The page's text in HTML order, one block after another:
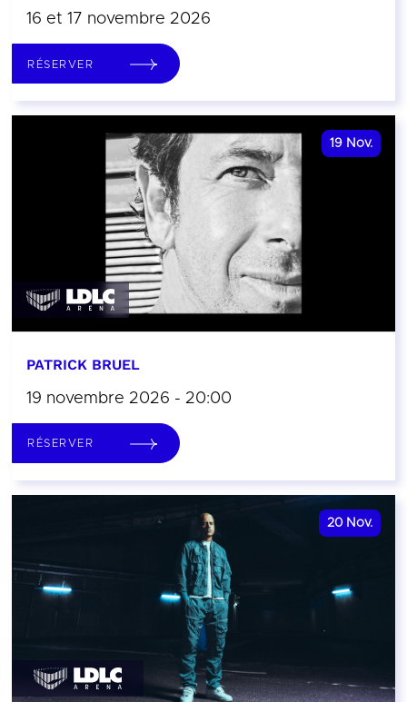
16 et 17 novembre 2026
RÉSERVER
19 Nov.
PATRICK BRUEL
19 novembre 2026 - 20:00
RÉSERVER
20 Nov.